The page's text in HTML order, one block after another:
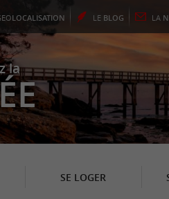
LOCALISATION LE BLOG LA
la
SE LOGER